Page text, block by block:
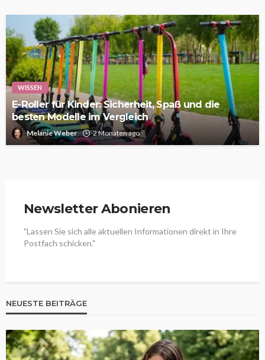
WISSEN
E-Roller für Kinder: Sicherheit, Spaß und die
besten Modelle im Vergleich
Melanie Weber 2 Monaten ago
Newsletter Abonieren
"Lassen Sie sich alle aktuellen Informationen direkt in Ihre
Postfach schicken."
NEUESTE BEITRÄGE